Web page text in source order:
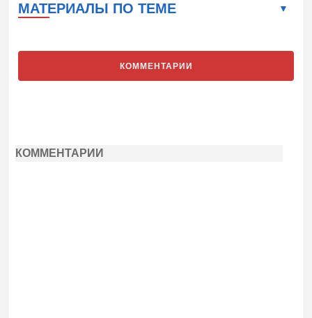
МАТЕРИАЛЫ ПО ТЕМЕ
КОММЕНТАРИИ
КОММЕНТАРИИ